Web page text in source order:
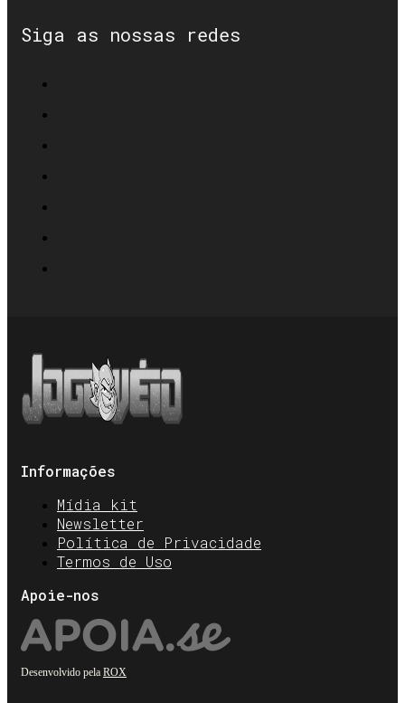
Siga as nossas redes
Informações
Mídia kit
Newsletter
Política de Privacidade
Termos de Uso
Apoie-nos
Desenvolvido pela ROX